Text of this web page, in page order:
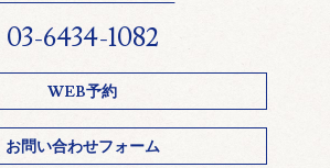
03-6434-1082
WEB予約
お問い合わせフォーム